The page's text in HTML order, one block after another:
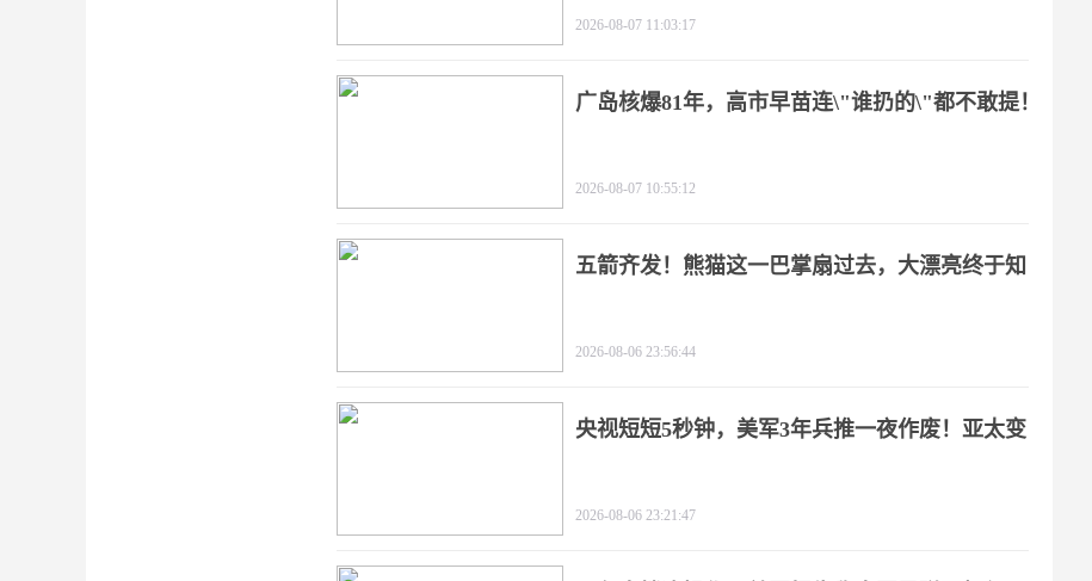
2026-08-07 11:03:17
广岛核爆81年，高市早苗连\"谁扔的\"都不敢提！
2026-08-07 10:55:12
五箭齐发！熊猫这一巴掌扇过去，大漂亮终于知
2026-08-06 23:56:44
央视短短5秒钟，美军3年兵推一夜作废！亚太变
2026-08-06 23:21:47